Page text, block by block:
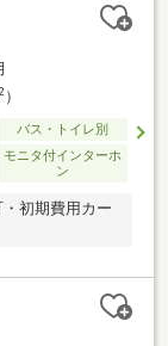
2）
バス・トイレ別
モニタ付インターホ
ン
初期費用カー